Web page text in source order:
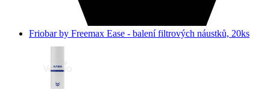
Friobar by Freemax Ease - balení filtrových náustků, 20ks